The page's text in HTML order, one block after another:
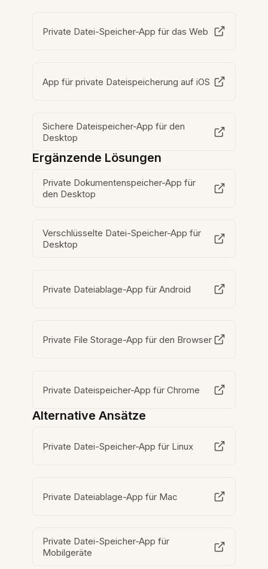
Private Datei-Speicher-App für das Web
App für private Dateispeicherung auf iOS
Sichere Dateispeicher-App für den
Desktop
Ergänzende Lösungen
Private Dokumentenspeicher-App für
den Desktop
Verschlüsselte Datei-Speicher-App für
Desktop
Private Dateiablage-App für Android
Private File Storage-App für den Browser
Private Dateispeicher-App für Chrome
Alternative Ansätze
Private Datei-Speicher-App für Linux
Private Dateiablage-App für Mac
Private Datei-Speicher-App für
Mobilgeräte